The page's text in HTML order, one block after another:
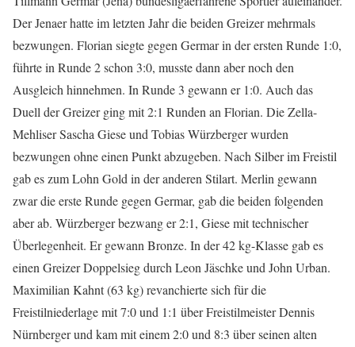
Der Jenaer hatte im letzten Jahr die beiden Greizer mehrmals
bezwungen. Florian siegte gegen Germar in der ersten Runde 1:0,
führte in Runde 2 schon 3:0, musste dann aber noch den
Ausgleich hinnehmen. In Runde 3 gewann er 1:0. Auch das
Duell der Greizer ging mit 2:1 Runden an Florian. Die Zella-
Mehliser Sascha Giese und Tobias Würzberger wurden
bezwungen ohne einen Punkt abzugeben. Nach Silber im Freistil
gab es zum Lohn Gold in der anderen Stilart. Merlin gewann
zwar die erste Runde gegen Germar, gab die beiden folgenden
aber ab. Würzberger bezwang er 2:1, Giese mit technischer
Überlegenheit. Er gewann Bronze. In der 42 kg-Klasse gab es
einen Greizer Doppelsieg durch Leon Jäschke und John Urban.
Maximilian Kahnt (63 kg) revanchierte sich für die
Freistilniederlage mit 7:0 und 1:1 über Freistilmeister Dennis
Nürnberger und kam mit einem 2:0 und 8:3 über seinen alten